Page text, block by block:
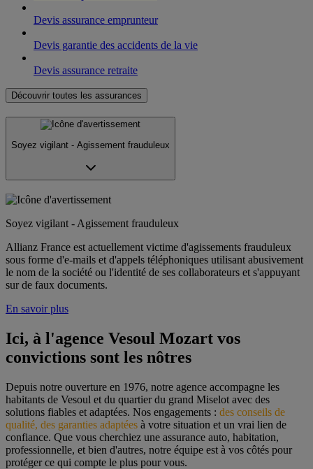
Devis assurance emprunteur
Devis garantie des accidents de la vie
Devis assurance retraite
Découvrir toutes les assurances
Soyez vigilant - Agissement frauduleux
Soyez vigilant - Agissement frauduleux
Allianz France est actuellement victime d'agissements frauduleux
sous forme d'e-mails et d'appels téléphoniques utilisant abusivement
le nom de la société ou l'identité de ses collaborateurs et s'appuyant
sur de faux documents.
En savoir plus
Ici, à l'agence Vesoul Mozart vos
convictions sont les nôtres
Depuis notre ouverture en 1976, notre agence accompagne les
habitants de Vesoul et du quartier du grand Miselot avec des
solutions fiables et adaptées. Nos engagements : des conseils de
qualité, des garanties adaptées à votre situation et un vrai lien de
confiance. Que vous cherchiez une assurance auto, habitation,
professionnelle, et bien d'autres, notre équipe est à vos côtés pour
protéger ce qui compte le plus pour vous.